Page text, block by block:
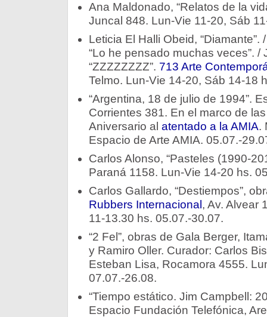
Ana Maldonado, “Relatos de la
Juncal 848. Lun-Vie 11-20, Sáb
Leticia El Halli Obeid,
“Lo he pensado muchas veces”. /
“ZZZZZZZZ”. 713 Arte
Telmo. Lun-Vie 14-20, Sáb 14-18
“Argentina, 18 de julio de 1994”.
Corrientes 381. En el marco de
Aniversario al atentado a la AMIA.
Espacio de Arte AMIA. 05.07.-
Carlos Alonso, “Pasteles (1990-
Paraná 1158. Lun-Vie 14-20 hs.
Carlos Gallardo, “Destiempos”,
Rubbers Internacional , Av. Alvear
11-13.30 hs. 05.07.-30.07.
“2 Fel”, obras de Gala Berger,
y Ramiro Oller. Curador: Carlos
Esteban Lisa, Rocamora 4555.
07.07.-26.08.
“Tiempo estático. Jim Campbell:
Espacio Fundación Telefónica,